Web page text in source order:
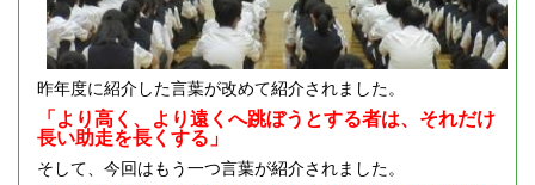
昨年度に紹介した言葉が改めて紹介されました。
「より高く、より遠くへ跳ぼうとする者は、それだけ
長い助走を長くする」
そして、今回はもう一つ言葉が紹介されました。